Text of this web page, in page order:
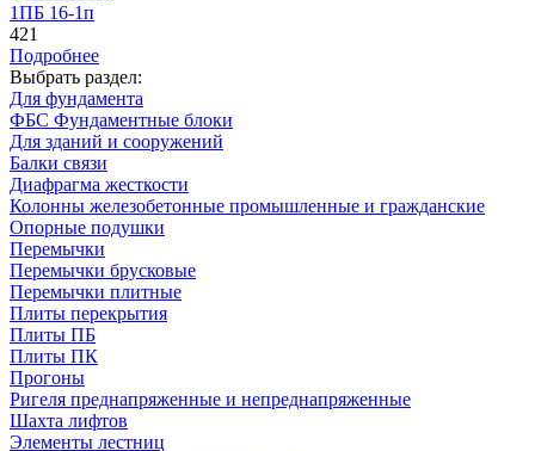
1ПБ 16-1п
421
Подробнее
Выбрать раздел:
Для фундамента
ФБС Фундаментные блоки
Для зданий и сооружений
Балки связи
Диафрагма жесткости
Колонны железобетонные промышленные и гражданские
Опорные подушки
Перемычки
Перемычки брусковые
Перемычки плитные
Плиты перекрытия
Плиты ПБ
Плиты ПК
Прогоны
Ригеля преднапряженные и непреднапряженные
Шахта лифтов
Элементы лестниц